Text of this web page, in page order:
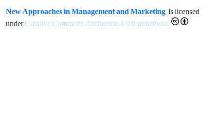
New Approaches in Management and Marketing is licensed
underCreative Commons Attribution 4.0 International